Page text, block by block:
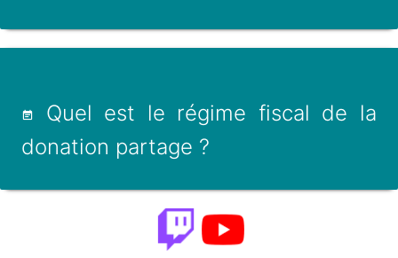
Quel est le régime fiscal de la
donation partage ?